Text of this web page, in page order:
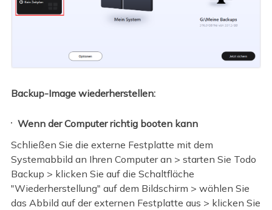
Backup-Image wiederherstellen:
Wenn der Computer richtig booten kann
Schließen Sie die externe Festplatte mit dem
Systemabbild an Ihren Computer an > starten Sie Todo
Backup > klicken Sie auf die Schaltfläche
"Wiederherstellung" auf dem Bildschirm > wählen Sie
das Abbild auf der externen Festplatte aus > klicken Sie